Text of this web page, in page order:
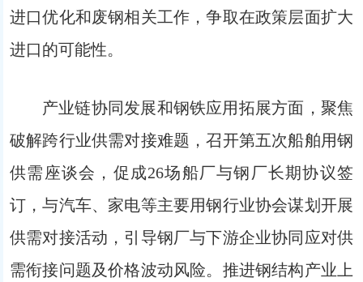
进口优化和废钢相关工作，争取在政策层面扩大
进口的可能性。
产业链协同发展和钢铁应用拓展方面，聚焦
破解跨行业供需对接难题，召开第五次船舶用钢
供需座谈会，促成26场船厂与钢厂长期协议签
订，与汽车、家电等主要用钢行业协会谋划开展
供需对接活动，引导钢厂与下游企业协同应对供
需衔接问题及价格波动风险。推进钢结构产业上